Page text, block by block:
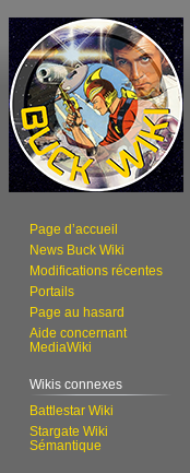
Page d’accueil
News Buck Wiki
Modifications récentes
Portails
Page au hasard
Aide concernant
MediaWiki
Wikis connexes
Battlestar Wiki
Stargate Wiki
Sémantique